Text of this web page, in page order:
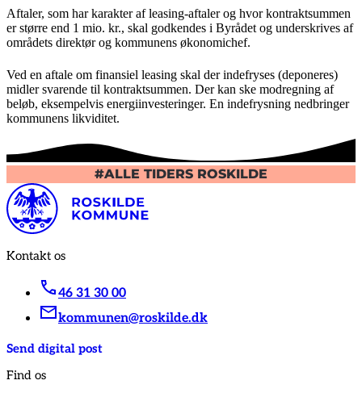
Aftaler, som har karakter af leasing-aftaler og hvor kontraktsummen
er større end 1 mio. kr., skal godkendes i Byrådet og underskrives af
områdets direktør og kommunens økonomichef.
Ved en aftale om finansiel leasing skal der indefryses (deponeres)
midler svarende til kontraktsummen. Der kan ske modregning af
beløb, eksempelvis energiinvesteringer. En indefrysning nedbringer
kommunens likviditet.
#ALLE TIDERS ROSKILDE
Kontakt os
46 31 30 00
kommunen@roskilde.dk
Send digital post
Find os